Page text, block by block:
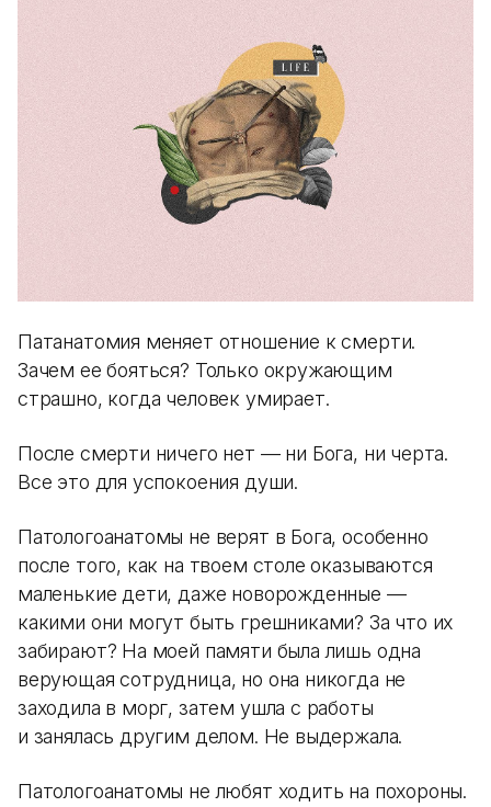
Патанатомия меняет отношение к смерти.
Зачем ее бояться? Только окружающим
страшно, когда человек умирает.
После смерти ничего нет — ни Бога, ни черта.
Все это для успокоения души.
Патологоанатомы не верят в Бога, особенно
после того, как на твоем столе оказываются
маленькие дети, даже новорожденные —
какими они могут быть грешниками? За что их
забирают? На моей памяти была лишь одна
верующая сотрудница, но она никогда не
заходила в морг, затем ушла с работы
и занялась другим делом. Не выдержала.
Патологоанатомы не любят ходить на похороны.